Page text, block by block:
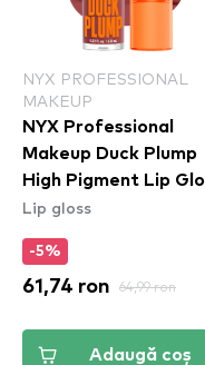
NYX PROFESSIONAL
MAKEUP
NYX Professional
Makeup Duck Plump
High Pigment Lip
- Mauve Out Of My
Lip gloss
-5%
61,74 ron 64,99 ron
Adaugă coș